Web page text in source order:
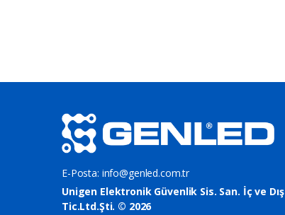
E-Posta: info@genled.com.tr
Unigen Elektronik Güvenlik Sis. San. İç ve Dış
Tic.Ltd.Şti. © 2026